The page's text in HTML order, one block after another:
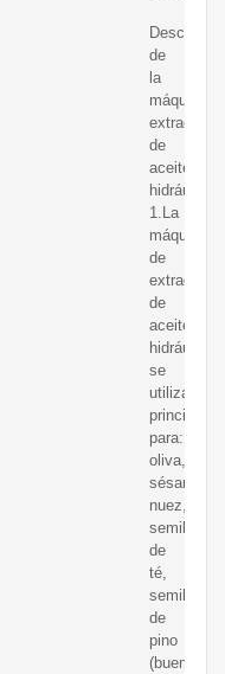
de
la
máquina
extractora
de
aceite
hidráulico.
1.La
máquina
de
extracción
de
aceite
hidráulico
se
utiliza
para:
oliva,
sésamo,
nuez,
semillas
de
té,
semillas
de
pino
(buen